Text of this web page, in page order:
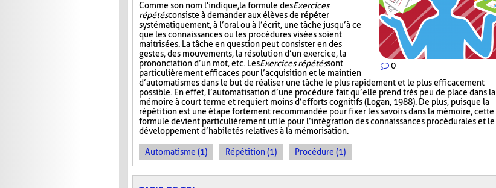
0
Comme son nom l'indique, la formule desExercices
répétésconsiste à demander aux élèves de répéter
systématiquement, à l’oral ou à l’écrit, une tâche jusqu’à ce
que les connaissances ou les procédures visées soient
maitrisées. La tâche en question peut consister en des
gestes, des mouvements, la résolution d’un exercice, la
prononciation d’un mot, etc. LesExercices répétéssont
particulièrement efficaces pour l’acquisition et le maintien
d’automatismes dans le but de réaliser une tâche le plus rapidement et le plus efficacement
possible. En effet, l’automatisation d’une procédure fait qu’elle prend très peu de place dans la
mémoire à court terme et requiert moins d’efforts cognitifs (Logan, 1988). De plus, puisque la
répétition est une étape fortement recommandée pour fixer les savoirs dans la mémoire, cette
formule devient particulièrement utile pour l’intégration des connaissances procédurales et le
développement d’habiletés relatives à la mémorisation.
Automatisme (1) Répétition (1) Procédure (1)